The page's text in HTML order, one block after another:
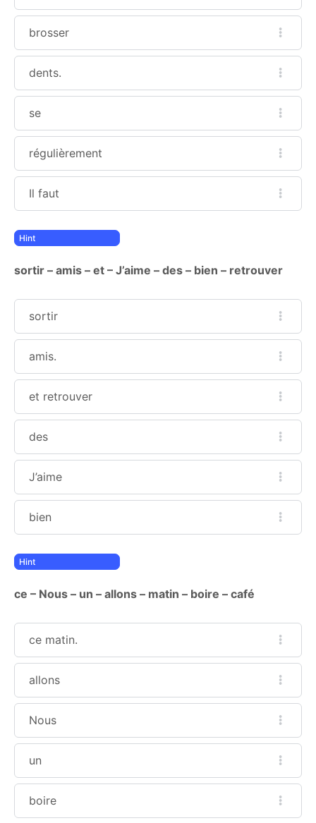
brosser
dents.
se
régulièrement
Il faut
sortir – amis – et – J’aime – des – bien – retrouver
sortir
amis.
et retrouver
des
J’aime
bien
ce – Nous – un – allons – matin – boire – café
ce matin.
allons
Nous
un
boire